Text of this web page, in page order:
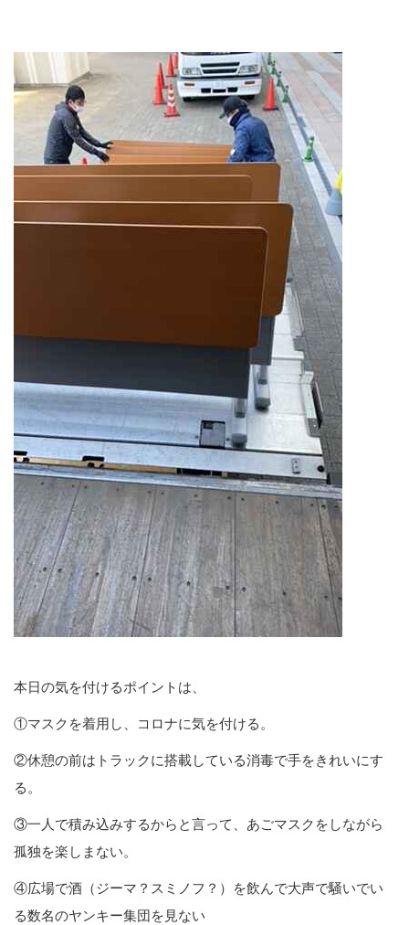
本日の気を付けるポイントは、
①マスクを着用し、コロナに気を付ける。
②休憩の前はトラックに搭載している消毒で手をきれいにす
る。
③一人で積み込みするからと言って、あごマスクをしながら
孤独を楽しまない。
④広場で酒（ジーマ？スミノフ？）を飲んで大声で騒いでい
る数名のヤンキー集団を見ない